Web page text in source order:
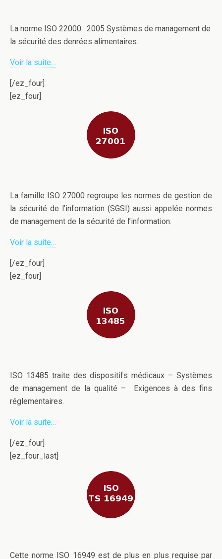
La norme ISO 22000 : 2005 Systèmes de management de
la sécurité des denrées alimentaires.
Voir la suite…
[/ez_four]
[ez_four]
La famille ISO 27000 regroupe les normes de gestion de
la sécurité de l’information (SGSI) aussi appelée normes
de management de la sécurité de l’information.
Voir la suite…
[/ez_four]
[ez_four]
ISO 13485 traite des dispositifs médicaux – Systèmes
de management de la qualité – Exigences à des fins
réglementaires.
Voir la suite…
[/ez_four]
[ez_four_last]
Cette norme ISO 16949 est de plus en plus requise par